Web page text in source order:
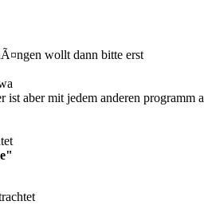
wollt dann bitte erst
aber mit jedem anderen programm